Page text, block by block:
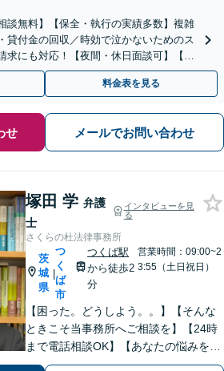
談無料】【保全・執行の実績多数】複雑
貸付金の回収／時効で泣かないためのス
求にも対応！【夜間・休日面談可】【完
料金表を見る
せ メールでお問い合わせ
塚田 学 弁護
士
インタビューを見
る
さくらの杜法律事務所
茨
城
県
|
つ
く
ば
市
つくば駅
から徒歩2
分
営業時間：09:00~2
3:55（土日祝日）
【困った。どうしよう。。】【そんな
ときこそ当事務所へご相談を】【24時
まで電話相談OK】【あなたの悩みを聞
かせて下さい】財産分与、遺産分割、